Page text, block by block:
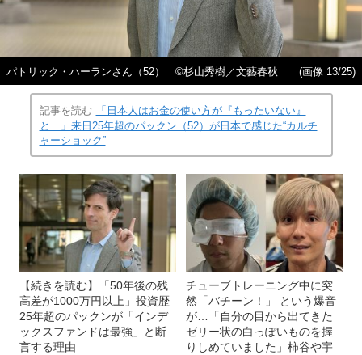
パトリック・ハーランさん（52） ©杉山秀樹／文藝春秋 (画像 13/25)
記事を読む
「日本人はお金の使い方が『もったいない』
と…」来日25年超のパックン（52）が日本で感じた“カルチ
ャーショック”
【続きを読む】「50年後の残
高差が1000万円以上」投資歴
25年超のパックンが「インデ
ックスファンドは最強」と断
言する理由
チューブトレーニング中に突
然「バチーン！」 という爆音
が…「自分の目から出てきた
ゼリー状の白っぽいものを握
りしめていました」柿谷や宇